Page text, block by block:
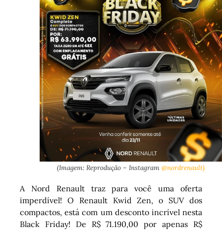
(Imagem: Reprodução – Instagram @nordrenault)
A Nord Renault traz para você uma oferta
imperdível! O Renault Kwid Zen, o SUV dos
compactos, está com um desconto incrível nesta
Black Friday! De R$ 71.190,00 por apenas R$